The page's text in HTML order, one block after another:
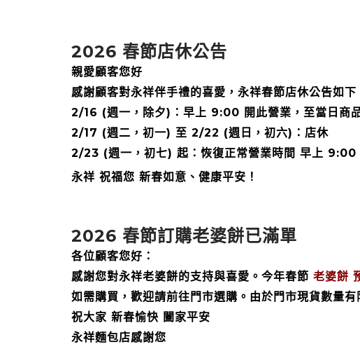
2026 春節店休公告
親愛顧客您好
感謝顧客對永祥伴手禮的喜愛，永祥春節店休公告如下
2/16 (週一，除夕)：早上 9:00 開此營業，至當日商
2/17 (週二，初一) 至 2/22 (週日，初六)：店休
2/23 (週一，初七) 起：恢復正常營業時間 早上
永祥 祝福您 新春如意、健康平安！
2026 春節訂購老婆餅已滿單
各位顧客您好：
感謝您對永祥老婆餅的支持與喜愛。今年春節 老婆餅
如需購買，歡迎請前往門市選購。由於門市現貨數量有
祝大家 新春愉快 闔家平安
永祥麵包店感謝您